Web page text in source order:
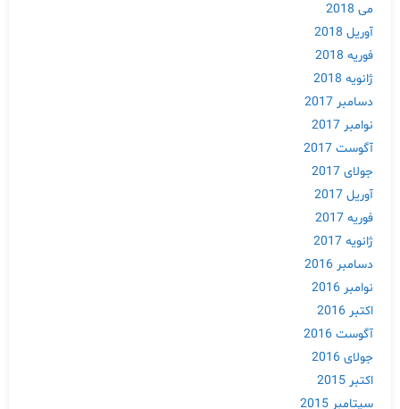
می 2018
آوریل 2018
فوریه 2018
ژانویه 2018
دسامبر 2017
نوامبر 2017
آگوست 2017
جولای 2017
آوریل 2017
فوریه 2017
ژانویه 2017
دسامبر 2016
نوامبر 2016
اکتبر 2016
آگوست 2016
جولای 2016
اکتبر 2015
سپتامبر 2015